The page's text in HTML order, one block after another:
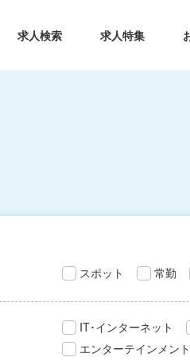
求人検索 求人特集
スポット 常勤
IT･インターネット
エンターテインメント